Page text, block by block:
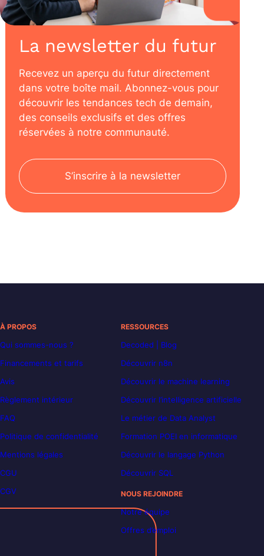
La newsletter du futur
Recevez un aperçu du futur directement
dans votre boîte mail. Abonnez-vous pour
découvrir les tendances tech de demain,
des conseils exclusifs et des offres
réservées à notre communauté.
S’inscrire à la newsletter
À PROPOS
Qui sommes-nous ?
Financements et tarifs
Avis
Règlement intérieur
FAQ
Politique de confidentialité
Mentions légales
CGU
CGV
RESSOURCES
Decoded | Blog
Découvrir n8n
Découvrir le machine learning
Découvrir l’intelligence artificielle
Le métier de Data Analyst
Formation POEI en informatique
Découvrir le langage Python
Découvrir SQL
NOUS REJOINDRE
Notre équipe
Offres d’emploi